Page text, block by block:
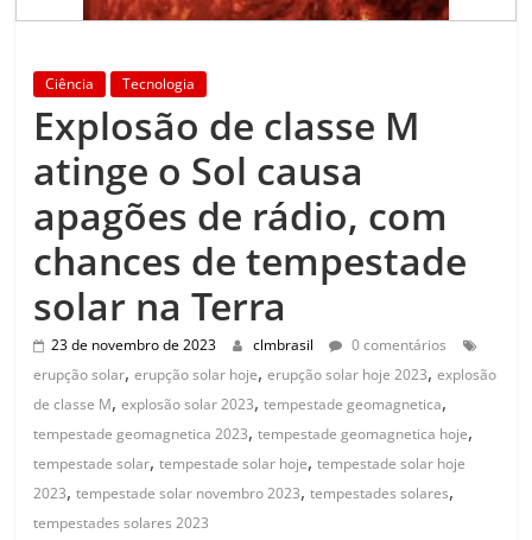
Ciência Tecnologia
Explosão de classe M
atinge o Sol causa
apagões de rádio, com
chances de tempestade
solar na Terra
23 de novembro de 2023 clmbrasil
0 comentários
erupção solar,erupção solar hoje,erupção solar hoje 2023,explosão
de classe M,explosão solar 2023,tempestade geomagnetica,
tempestade geomagnetica 2023,tempestade geomagnetica hoje,
tempestade solar,tempestade solar hoje,tempestade solar hoje
2023,tempestade solar novembro 2023,tempestades solares,
tempestades solares 2023